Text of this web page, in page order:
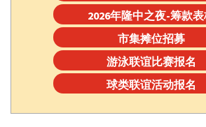
2026年隆中之夜-筹款
市集摊位招募
游泳联谊比赛报名
球类联谊活动报名